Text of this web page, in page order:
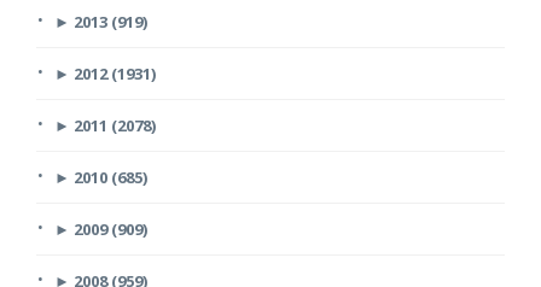
► 2013 (919)
► 2012 (1931)
► 2011 (2078)
► 2010 (685)
► 2009 (909)
► 2008 (959)